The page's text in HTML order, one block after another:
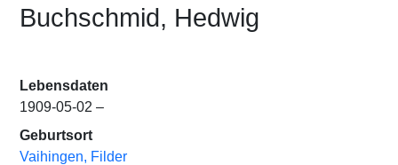
Buchschmid, Hedwig
Lebensdaten
1909-05-02 –
Geburtsort
Vaihingen, Filder